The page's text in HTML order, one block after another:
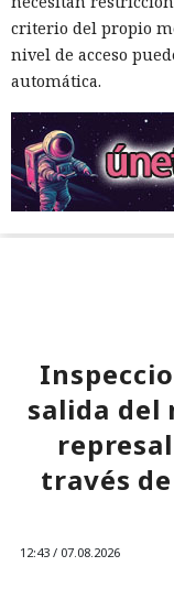
criterio del propio
nivel de acceso
automática.
salida del
través
12:43 / 07.08.2026